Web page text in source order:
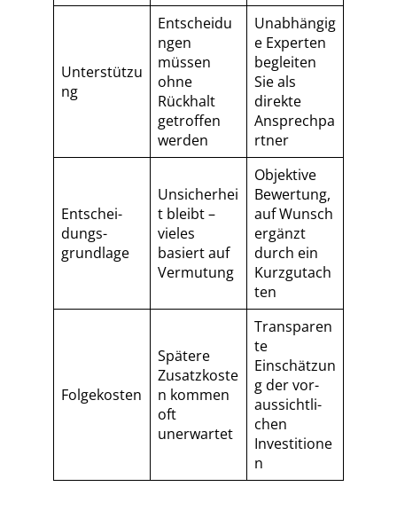
Unterstützu
ng
Entscheidu
ngen
müssen
ohne
Rückhalt
getroffen
werden
Unabhängig
e Experten
begleiten
Sie als
direkte
Ansprechpa
rtner
Ent­schei­
dungs­
grund­la­ge
Unsicherhei
t bleibt –
vieles
basiert auf
Vermutung
Objektive
Bewertung,
auf Wunsch
ergänzt
durch ein
Kurzgutach
ten
Folgekosten
Spätere
Zusatzkoste
n kommen
oft
unerwartet
Transparen
te
Einschätzun
g der vor­
aus­sicht­li­
chen
Investitione
n